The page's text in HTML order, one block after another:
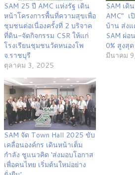
SAM 25 ปี AMC แห่งรัฐ เดิน
หน้าโครงการพื้นที่ความสุขเพื่อ
ชุมชนต่อเนื่องครั้งที่ 2 บริจาค
ที่ดิน-จัดกิจกรรม CSR ให้แก่
โรงเรียนชุมชนวัดหนองโพ
จ.ราชบุรี
ตุลาคม 3, 2025
SAM เดิ
AMC” เ
บ้าน ส่ง
SAM ผ่อ
0% สูงสุ
มีนาคม
SAM จัด Town Hall 2025 ขับ
เคลื่อนองค์กร เดินหน้าเต็ม
กำลัง ชูแนวคิด ‘ส่งมอบโอกาส
เพื่อคนไทย เริ่มต้นใหม่อย่าง